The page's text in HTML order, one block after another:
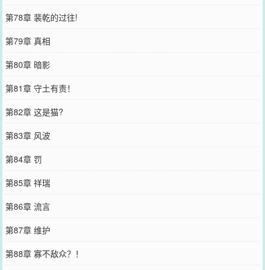
第78章 裴乾的过往!
第79章 真相
第80章 暗影
第81章 守土有责！
第82章 这是猫?
第83章 风波
第84章 罚
第85章 祥瑞
第86章 流言
第87章 维护
第88章 寡不敌众？！